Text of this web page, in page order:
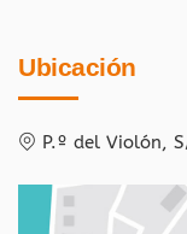
Ubicación
P.º del Violón,